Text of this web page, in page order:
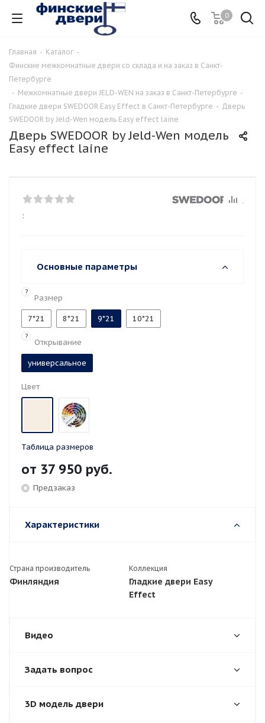
0
Главная - Каталог -
Финские межкомнатные двери со склада и на заказ в Санкт-
Петербурге
- Межкомнатные двери JELD-WEN на заказ в Санкт-Петербурге -
Гладкие двери SWEDOOR Easy Effect в Санкт-Петербурге - Дверь
SWEDOOR by Jeld-Wen модель Easy effect laine
Дверь SWEDOOR by Jeld-Wen модель
Easy effect laine
:
Основные параметры
?
Размер
7*21 8*21 9*21 10*21
?
Открывание
универсальное
Цвет
Таблица размеров
от 37 950 руб.
Предзаказ
Характеристики
Страна производитель
Финляндия
Коллекция
Гладкие двери Easy
Effect
Видео
Задать вопрос
3D модель двери